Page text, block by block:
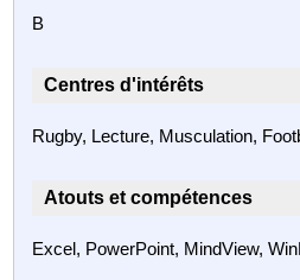
B
Centres d'intérêts
Rugby, Lecture, Musculation,
Atouts et compétences
Excel, PowerPoint, MindView,